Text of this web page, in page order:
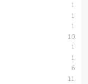
1
1
1
10
1
1
6
11